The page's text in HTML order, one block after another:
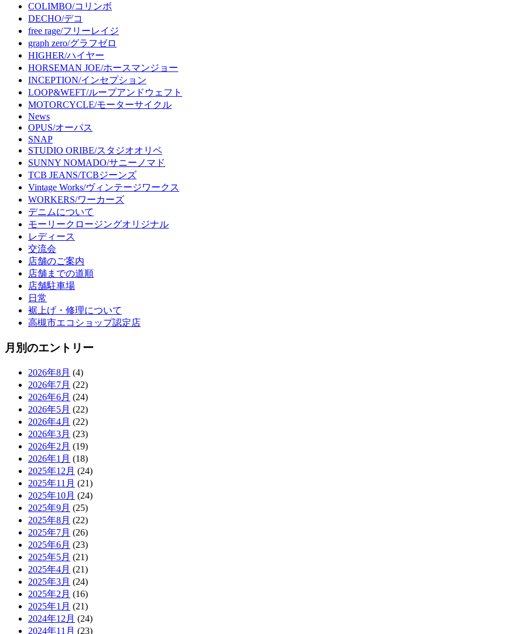
COLIMBO/コリンボ
DECHO/デコ
free rage/フリーレイジ
graph zero/グラフゼロ
HIGHER/ハイヤー
HORSEMAN JOE/ホースマンジョー
INCEPTION/インセプション
LOOP&WEFT/ループアンドウェフト
MOTORCYCLE/モーターサイクル
News
OPUS/オーパス
SNAP
STUDIO ORIBE/スタジオオリベ
SUNNY NOMADO/サニーノマド
TCB JEANS/TCBジーンズ
Vintage Works/ヴィンテージワークス
WORKERS/ワーカーズ
デニムについて
モーリークロージングオリジナル
レディース
交流会
店舗のご案内
店舗までの道順
店舗駐車場
日常
裾上げ・修理について
高槻市エコショップ認定店
月別のエントリー
2026年8月 (4)
2026年7月 (22)
2026年6月 (24)
2026年5月 (22)
2026年4月 (22)
2026年3月 (23)
2026年2月 (19)
2026年1月 (18)
2025年12月 (24)
2025年11月 (21)
2025年10月 (24)
2025年9月 (25)
2025年8月 (22)
2025年7月 (26)
2025年6月 (23)
2025年5月 (21)
2025年4月 (21)
2025年3月 (24)
2025年2月 (16)
2025年1月 (21)
2024年12月 (24)
2024年11月 (23)